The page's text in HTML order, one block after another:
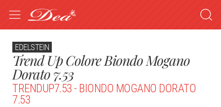
EDELSTEIN
Trend Up Colore Biondo Mogano
Dorato 7.53
TRENDUP7.53 - BIONDO MOGANO DORATO
7.53